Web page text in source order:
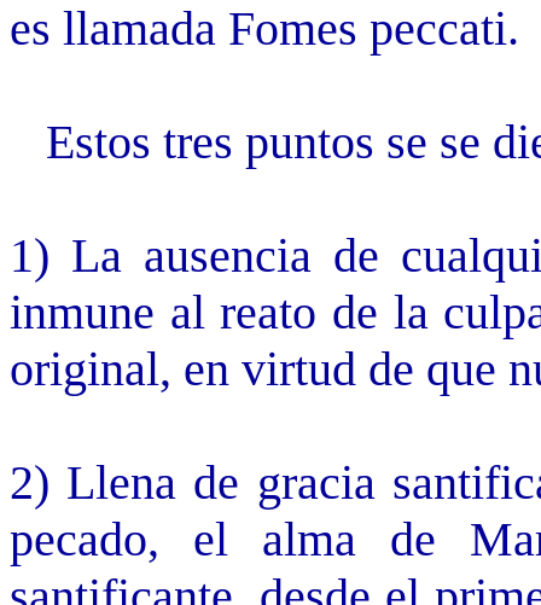
es llamada Fomes peccati.
Estos tres puntos se se
1) La ausencia de
inmune al reato de la
original, en virtud de que
2) Llena de gracia
pecado, el alma de